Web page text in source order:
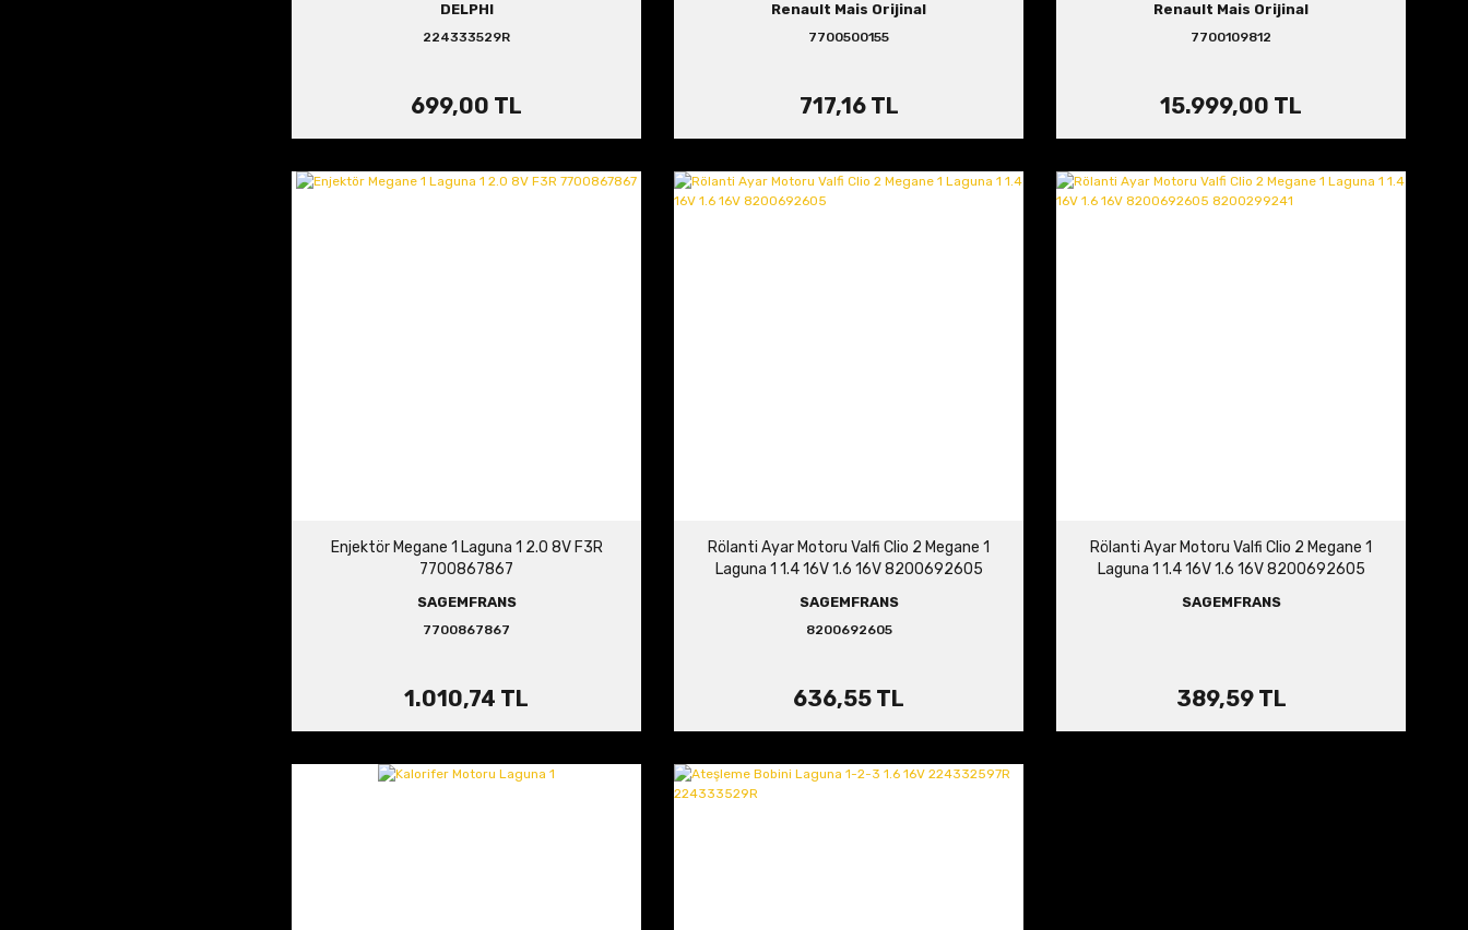
DELPHI
224333529R
699,00 TL
Renault Mais Orijinal
7700500155
717,16 TL
Renault Mais Orijinal
7700109812
15.999,00 TL
Enjektör Megane 1 Laguna 1 2.0 8V F3R
7700867867
SAGEMFRANS
7700867867
1.010,74 TL
Rölanti Ayar Motoru Valfi Clio 2 Megane 1
Laguna 1 1.4 16V 1.6 16V 8200692605
SAGEMFRANS
8200692605
636,55 TL
Rölanti Ayar Motoru Valfi Clio 2 Megane 1
Laguna 1 1.4 16V 1.6 16V 8200692605
SAGEMFRANS
389,59 TL